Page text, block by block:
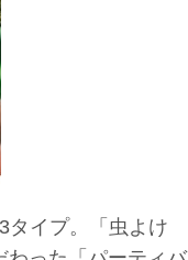
タイプ。「虫よけ